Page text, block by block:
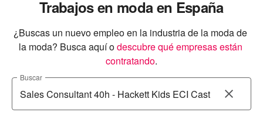
Trabajos en moda en España
¿Buscas un nuevo empleo en la industria de la moda de
la moda? Busca aquí odescubre qué empresas están
contratando.
Buscar